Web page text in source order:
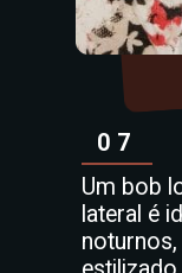
07
Um bob
lateral é